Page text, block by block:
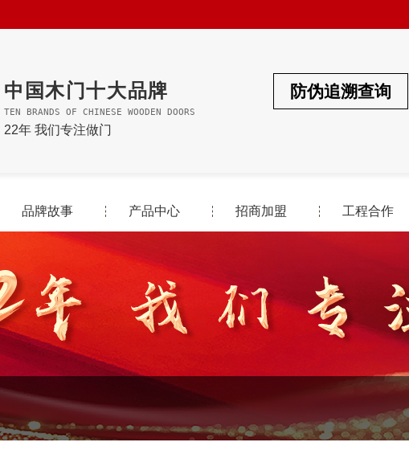
中国木门十大品牌
TEN BRANDS OF CHINESE WOODEN DOORS
22年 我们专注做门
防伪追溯查询
品牌故事 产品中心 招商加盟 工程合作